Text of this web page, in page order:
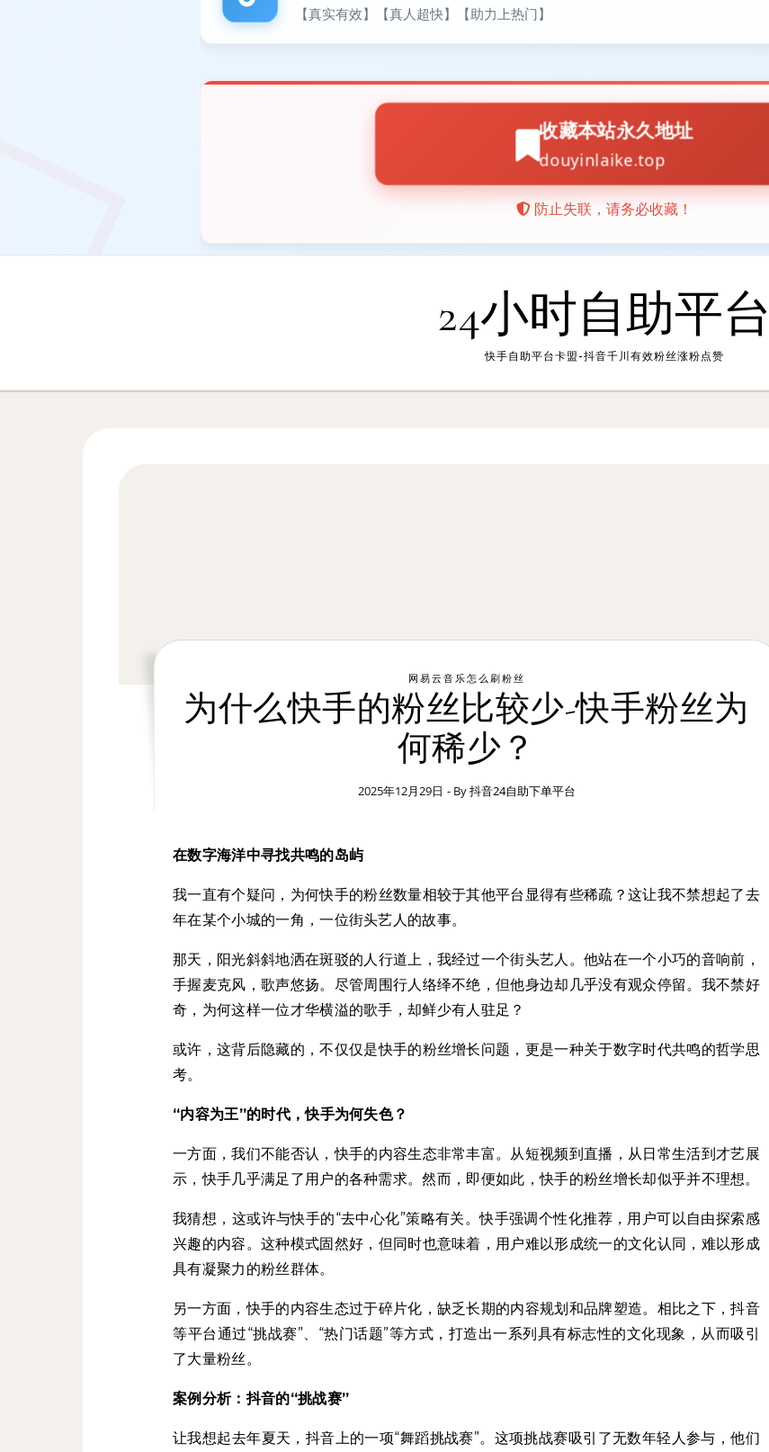
24小时自助平台
快手自助平台卡盟-抖音千川有效粉丝涨粉点赞
网易云音乐怎么刷粉丝
为什么快手的粉丝比较少-快手粉丝为
何稀少？
2025年12月29日 - By抖音24自助下单平台
在数字海洋中寻找共鸣的岛屿
我一直有个疑问，为何快手的粉丝数量相较于其他平台显得有些稀疏？这让我不禁想起了去
年在某个小城的一角，一位街头艺人的故事。
那天，阳光斜斜地洒在斑驳的人行道上，我经过一个街头艺人。他站在一个小巧的音响前，
手握麦克风，歌声悠扬。尽管周围行人络绎不绝，但他身边却几乎没有观众停留。我不禁好
奇，为何这样一位才华横溢的歌手，却鲜少有人驻足？
或许，这背后隐藏的，不仅仅是快手的粉丝增长问题，更是一种关于数字时代共鸣的哲学思
考。
“内容为王”的时代，快手为何失色？
一方面，我们不能否认，快手的内容生态非常丰富。从短视频到直播，从日常生活到才艺展
示，快手几乎满足了用户的各种需求。然而，即便如此，快手的粉丝增长却似乎并不理想。
我猜想，这或许与快手的“去中心化”策略有关。快手强调个性化推荐，用户可以自由探索感
兴趣的内容。这种模式固然好，但同时也意味着，用户难以形成统一的文化认同，难以形成
具有凝聚力的粉丝群体。
另一方面，快手的内容生态过于碎片化，缺乏长期的内容规划和品牌塑造。相比之下，抖音
等平台通过“挑战赛”、“热门话题”等方式，打造出一系列具有标志性的文化现象，从而吸引
了大量粉丝。
案例分析：抖音的“挑战赛”
让我想起去年夏天，抖音上的一项“舞蹈挑战赛”。这项挑战赛吸引了无数年轻人参与，他们